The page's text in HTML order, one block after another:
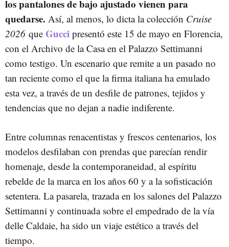
los pantalones de bajo ajustado vienen para
quedarse. Así, al menos, lo dicta la colección Cruise
2026 que Gucci presentó este 15 de mayo en Florencia,
con el Archivo de la Casa en el Palazzo Settimanni
como testigo. Un escenario que remite a un pasado no
tan reciente como el que la firma italiana ha emulado
esta vez, a través de un desfile de patrones, tejidos y
tendencias que no dejan a nadie indiferente.
Entre columnas renacentistas y frescos centenarios, los
modelos desfilaban con prendas que parecían rendir
homenaje, desde la contemporaneidad, al espíritu
rebelde de la marca en los años 60 y a la sofisticación
setentera. La pasarela, trazada en los salones del Palazzo
Settimanni y continuada sobre el empedrado de la vía
delle Caldaie, ha sido un viaje estético a través del
tiempo.